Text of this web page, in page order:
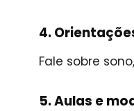
4.
Fale sobre
5. Aulas e